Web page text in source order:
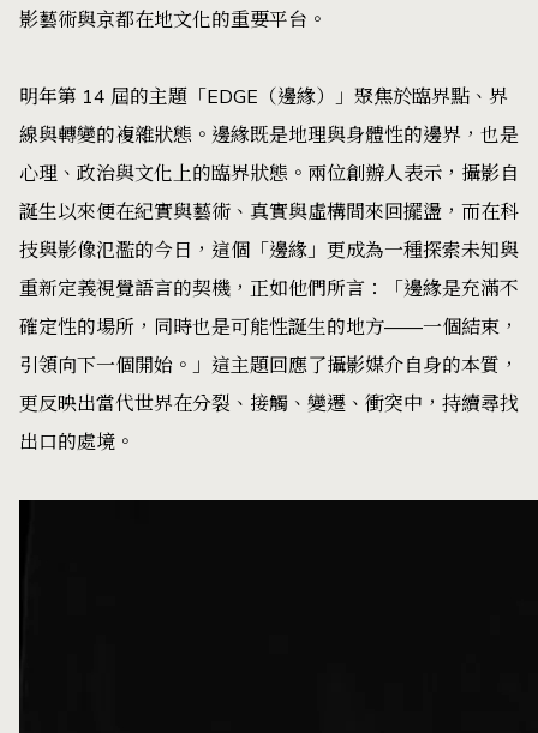
影藝術與京都在地文化的重要平台。
明年第 14 屆的主題「EDGE（邊緣）」聚焦於臨界點、界
線與轉變的複雜狀態。邊緣既是地理與身體性的邊界，也是
心理、政治與文化上的臨界狀態。兩位創辦人表示，攝影自
誕生以來便在紀實與藝術、真實與虛構間來回擺盪，而在科
技與影像氾濫的今日，這個「邊緣」更成為一種探索未知與
重新定義視覺語言的契機，正如他們所言：「邊緣是充滿不
確定性的場所，同時也是可能性誕生的地方——一個結束，
引領向下一個開始。」這主題回應了攝影媒介自身的本質，
更反映出當代世界在分裂、接觸、變遷、衝突中，持續尋找
出口的處境。